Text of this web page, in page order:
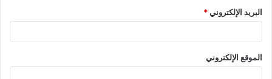
البريد الإلكتروني*
الموقع الإلكتروني